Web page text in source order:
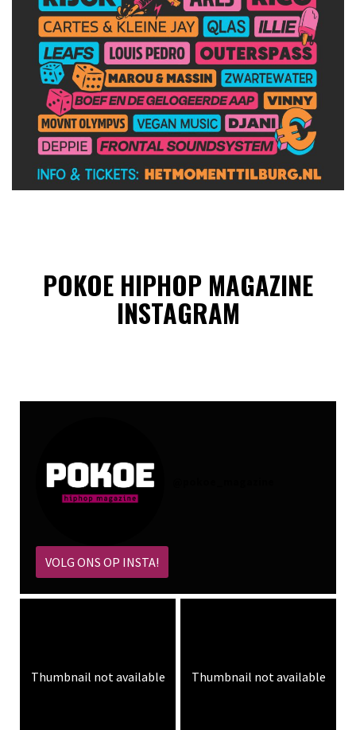
POKOE HIPHOP MAGAZINE
INSTAGRAM
VOLG ONS OP INSTA!
Thumbnail not available Thumbnail not available